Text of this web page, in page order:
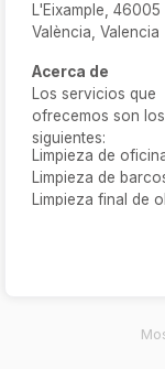
L'Eixample, 46005
València, Valencia
Acerca de
Los servicios que
ofrecemos son los
siguientes:
Limpieza de
Limpieza de
Limpieza final de